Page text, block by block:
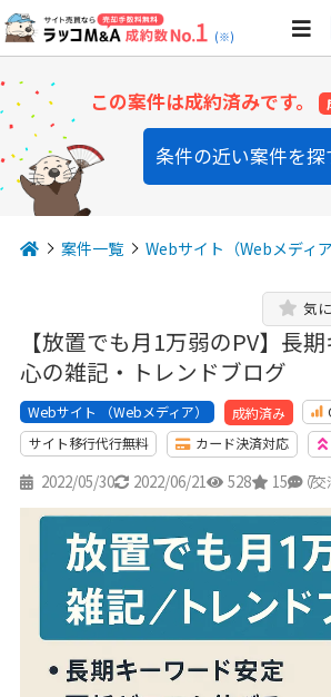
(※)
この案件は成約済みです。
条件の近い案件を探
案件一覧 Webサイト（Webメディア
【放置でも月1万弱のPV】長
心の雑記・トレンドブログ
気
Webサイト （Webメディア） 成約済み
サイト移行代行無料
カード決済対応
2022/05/30 2022/06/21 528 15 7
（交